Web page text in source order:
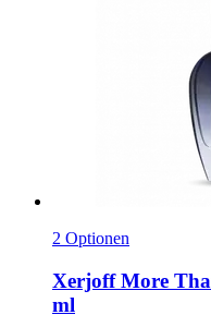
2 Optionen
XerjoffMore
ml